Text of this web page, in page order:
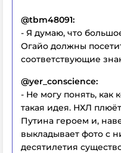
@tbm48091:
- Я думаю, что
Огайо должны
соответствующие
@yer_conscience:
- Не могу понять, как
такая идея. НХЛ
Путина героем и,
выкладывает фото с
десятилетия